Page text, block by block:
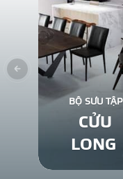
BỘ SƯU TẬP
CỬU
LONG